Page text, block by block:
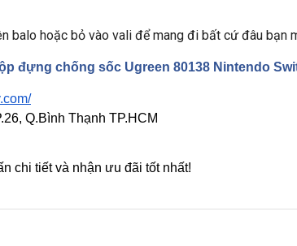
balo hoặc bỏ vào vali để mang đi bất cứ đâu bạn
đựng chống sốc Ugreen 80138 Nintendo
Q.Bình Thạnh TP.HCM
chi tiết và nhận ưu đãi tốt nhất!